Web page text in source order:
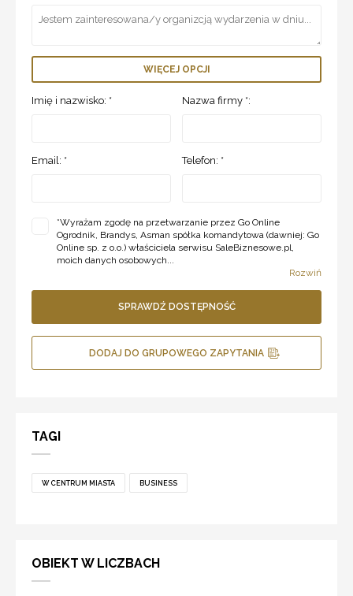
WIĘCEJ OPCJI
Imię i nazwisko: * Nazwa firmy *:
Email: * Telefon: *
*Wyrażam zgodę na przetwarzanie przez Go Online
Ogrodnik, Brandys, Asman spółka komandytowa (dawniej: Go
Online sp. z o.o.) właściciela serwisu SaleBiznesowe.pl,
moich danych osobowych...
Rozwiń
SPRAWDŹ DOSTĘPNOŚĆ
DODAJ DO GRUPOWEGO ZAPYTANIA
TAGI
W CENTRUM MIASTA BUSINESS
OBIEKT W LICZBACH